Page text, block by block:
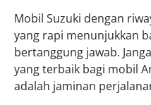
Mobil Suzuki dengan
yang rapi menunjukkan
bertanggung jawab.
yang terbaik bagi mobil
adalah jaminan